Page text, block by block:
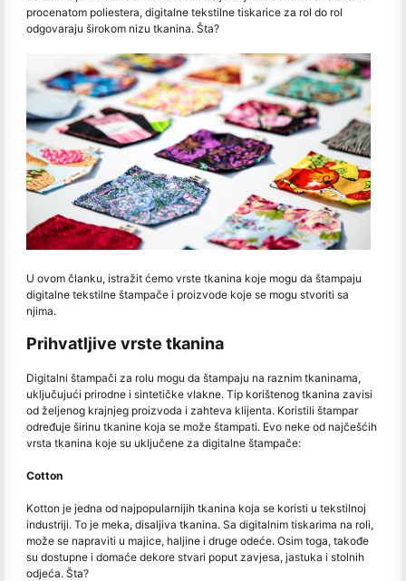
procenatom poliestera, digitalne tekstilne tiskarice za rol do rol
odgovaraju širokom nizu tkanina. Šta?
U ovom članku, istražit ćemo vrste tkanina koje mogu da štampaju
digitalne tekstilne štampače i proizvode koje se mogu stvoriti sa
njima.
Prihvatljive vrste tkanina
Digitalni štampači za rolu mogu da štampaju na raznim tkaninama,
uključujući prirodne i sintetičke vlakne. Tip korištenog tkanina zavisi
od željenog krajnjeg proizvoda i zahteva klijenta. Koristili štampar
određuje širinu tkanine koja se može štampati. Evo neke od najčešćih
vrsta tkanina koje su uključene za digitalne štampače:
Cotton
Kotton je jedna od najpopularnijih tkanina koja se koristi u tekstilnoj
industriji. To je meka, disaljiva tkanina. Sa digitalnim tiskarima na roli,
može se napraviti u majice, haljine i druge odeće. Osim toga, takođe
su dostupne i domaće dekore stvari poput zavjesa, jastuka i stolnih
odjeća. Šta?